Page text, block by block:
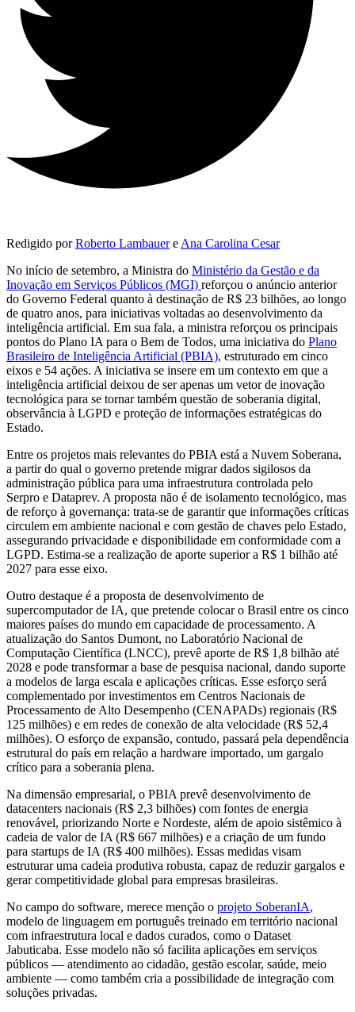
Redigido porRoberto Lambauere Ana Carolina Cesar
No início de setembro, a Ministra do Ministério da Gestão e da
Inovação em Serviços Públicos (MGI) reforçou o anúncio anterior
do Governo Federal quanto à destinação de R$ 23 bilhões, ao longo
de quatro anos, para iniciativas voltadas ao desenvolvimento da
inteligência artificial. Em sua fala, a ministra reforçou os principais
pontos do Plano IA para o Bem de Todos, uma iniciativa do Plano
Brasileiro de Inteligência Artificial (PBIA), estruturado em cinco
eixos e 54 ações. A iniciativa se insere em um contexto em que a
inteligência artificial deixou de ser apenas um vetor de inovação
tecnológica para se tornar também questão de soberania digital,
observância à LGPD e proteção de informações estratégicas do
Estado.
Entre os projetos mais relevantes do PBIA está a Nuvem Soberana,
a partir do qual o governo pretende migrar dados sigilosos da
administração pública para uma infraestrutura controlada pelo
Serpro e Dataprev. A proposta não é de isolamento tecnológico, mas
de reforço à governança: trata-se de garantir que informações críticas
circulem em ambiente nacional e com gestão de chaves pelo Estado,
assegurando privacidade e disponibilidade em conformidade com a
LGPD. Estima-se a realização de aporte superior a R$ 1 bilhão até
2027 para esse eixo.
Outro destaque é a proposta de desenvolvimento de
supercomputador de IA, que pretende colocar o Brasil entre os cinco
maiores países do mundo em capacidade de processamento. A
atualização do Santos Dumont, no Laboratório Nacional de
Computação Científica (LNCC), prevê aporte de R$ 1,8 bilhão até
2028 e pode transformar a base de pesquisa nacional, dando suporte
a modelos de larga escala e aplicações críticas. Esse esforço será
complementado por investimentos em Centros Nacionais de
Processamento de Alto Desempenho (CENAPADs) regionais (R$
125 milhões) e em redes de conexão de alta velocidade (R$ 52,4
milhões). O esforço de expansão, contudo, passará pela dependência
estrutural do país em relação a hardware importado, um gargalo
crítico para a soberania plena.
Na dimensão empresarial, o PBIA prevê desenvolvimento de
datacenters nacionais (R$ 2,3 bilhões) com fontes de energia
renovável, priorizando Norte e Nordeste, além de apoio sistêmico à
cadeia de valor de IA (R$ 667 milhões) e a criação de um fundo
para startups de IA (R$ 400 milhões). Essas medidas visam
estruturar uma cadeia produtiva robusta, capaz de reduzir gargalos e
gerar competitividade global para empresas brasileiras.
No campo do software, merece menção o projeto SoberanIA,
modelo de linguagem em português treinado em território nacional
com infraestrutura local e dados curados, como o Dataset
Jabuticaba. Esse modelo não só facilita aplicações em serviços
públicos — atendimento ao cidadão, gestão escolar, saúde, meio
ambiente — como também cria a possibilidade de integração com
soluções privadas.